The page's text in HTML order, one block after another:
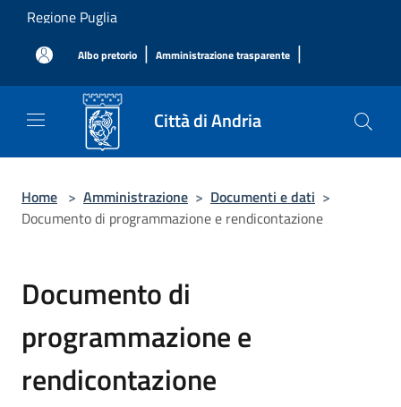
Salta al contenuto principale
Regione Puglia
Albo pretorio | Amministrazione trasparente |
Città di Andria
Home > Amministrazione > Documenti e dati >
Documento di programmazione e rendicontazione
Documento di
programmazione e
rendicontazione